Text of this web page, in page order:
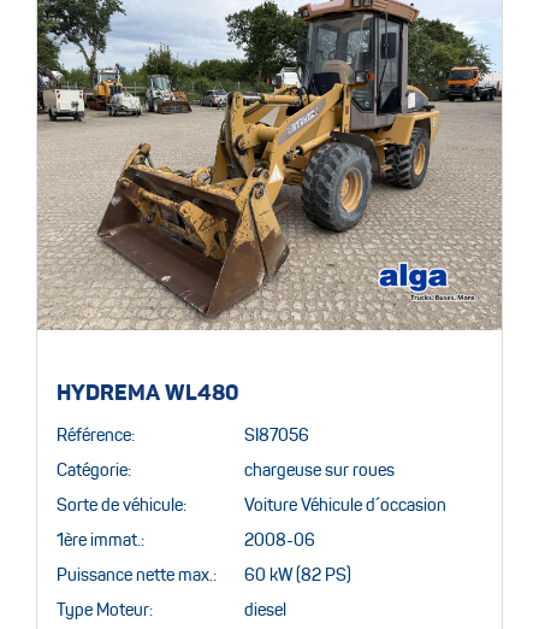
HYDREMA WL480
Référence: SI87056
Catégorie: chargeuse sur roues
Sorte de véhicule: Voiture Véhicule d´occasion
1ère immat.: 2008-06
Puissance nette max.: 60 kW (82 PS)
Type Moteur: diesel